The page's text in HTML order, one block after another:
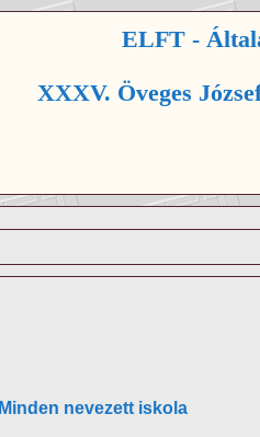
ELFT -
XXXV. Öveges
Minden nevezett iskola